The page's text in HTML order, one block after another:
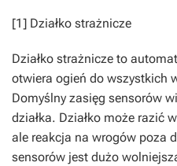
[1] Działko strażnicze
Działko strażnicze to
otwiera ogień do wszystkich
Domyślny zasięg sensorów
działka. Działko może razić
ale reakcja na wrogów poza
sensorów jest dużo